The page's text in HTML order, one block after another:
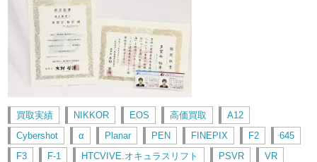
買取実績 NIKKOR EOS 高価買取
A12
Cybershot
α Planar PEN FINEPIX F2
645
F3
F-1 HTCVIVE.オキュラスリフト PSVR
VR